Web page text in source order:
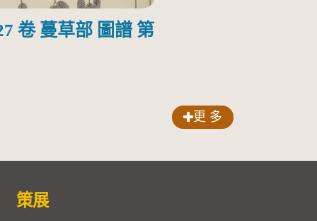
卷 蔓草部 圖譜 第
更 多
策展